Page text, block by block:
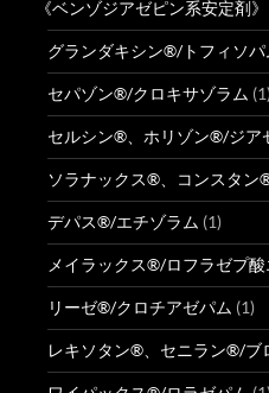
《ベンゾジアゼピン系安定剤》
グランダキシン®/トフィソパ
セパゾン®/クロキサゾラム
セルシン®、ホリゾン®/ジア
ソラナックス®、コンスタン
デパス®/エチゾラム (1)
メイラックス®/ロフラゼプ
リーゼ®/クロチアゼパム (1)
レキソタン®、セニラン®/ブ